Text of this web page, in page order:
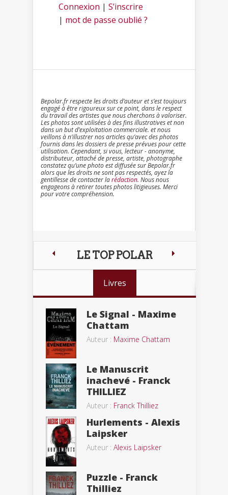
Connexion | S’inscrire
| mot de passe oublié ?
Bepolar.fr respecte les droits d’auteur et s’est toujours
engagé à être rigoureux sur ce point, dans le respect
du travail des artistes que nous cherchons à valoriser.
Les photos sont utilisées à des fins illustratives et non
dans un but d’exploitation commerciale. et nous
veillons à n’illustrer nos articles qu’avec des photos
fournis dans les dossiers de presse prévues pour cette
utilisation. Cependant, si vous, lecteur - anonyme,
distributeur, attaché de presse, artiste, photographe
constatez qu’une photo est diffusée sur Bepolar.fr
alors que les droits ne sont pas respectés, ayez la
gentillesse de contacter larédaction. Nous nous
engageons à retirer toutes photos litigieuses. Merci
pour votre compréhension.
LE TOP POLAR
Livres
Le Signal - Maxime
Chattam
Auteur : Maxime Chattam
Le Manuscrit
inachevé - Franck
THILLIEZ
Auteur : Franck Thilliez
Hurlements - Alexis
Laipsker
Auteur : Alexis Laipsker
Puzzle - Franck
Thilliez